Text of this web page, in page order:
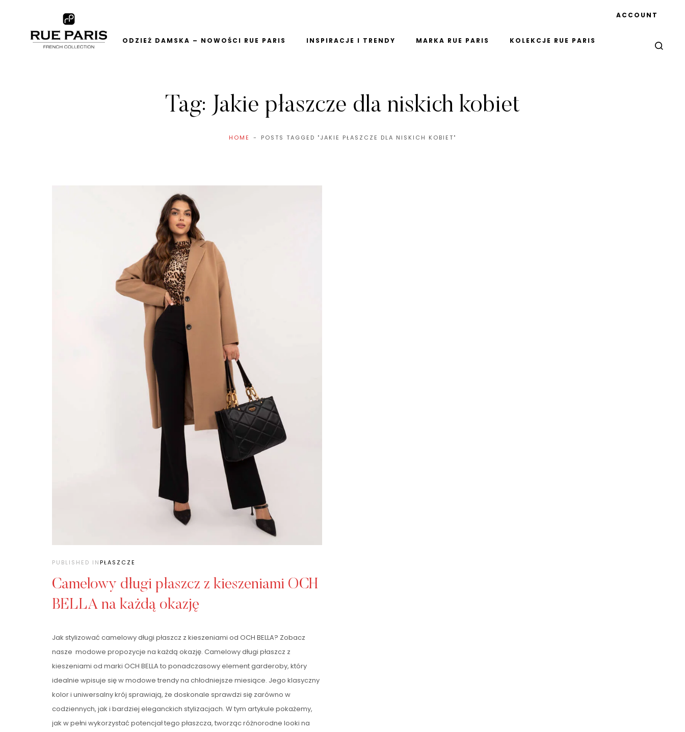
ODZIEŻ DAMSKA – NOWOŚCI RUE PARIS INSPIRACJE I TRENDY MARKA RUE PARIS KOLEKCJE RUE PARIS
ACCOUNT
Tag: Jakie płaszcze dla niskich kobiet
HOME POSTS TAGGED "JAKIE PŁASZCZE DLA NISKICH KOBIET"
PUBLISHED INPŁASZCZE
Camelowy długi płaszcz z kieszeniami OCH
BELLA na każdą okazję
Jak stylizować camelowy długi płaszcz z kieszeniami od OCH BELLA? Zobacz
nasze modowe propozycje na każdą okazję. Camelowy długi płaszcz z
kieszeniami od marki OCH BELLA to ponadczasowy element garderoby, który
idealnie wpisuje się w modowe trendy na chłodniejsze miesiące. Jego klasyczny
kolor i uniwersalny krój sprawiają, że doskonale sprawdzi się zarówno w
codziennych, jak i bardziej eleganckich stylizacjach. W tym artykule pokażemy,
jak w pełni wykorzystać potencjał tego płaszcza, tworząc różnorodne looki na